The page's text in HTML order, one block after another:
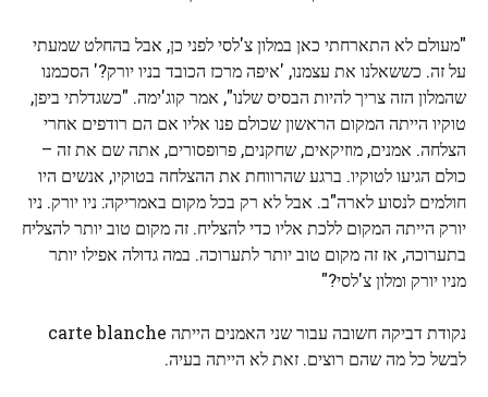
"מעולם לא התארחתי כאן במלון צ'לסי לפני כן, אבל בהחלט שמעתי
על זה. כששאלנו את עצמנו, 'איפה מרכז הכובד בניו יורק?' הסכמנו
שהמלון הזה צריך להיות הבסיס שלנו", אמר קוג'ימה. "כשגדלתי ביפן,
טוקיו הייתה המקום הראשון שכולם פנו אליו אם הם רודפים אחרי
הצלחה. אמנים, מוזיקאים, שחקנים, פרופסורים, אתה שם את זה –
כולם הגיעו לטוקיו. ברגע שהרווחת את ההצלחה בטוקיו, אנשים היו
חולמים לנסוע לארה"ב. אבל לא רק בכל מקום באמריקה: ניו יורק. ניו
יורק הייתה המקום ללכת אליו כדי להצליח. זה מקום טוב יותר להצליח
בתערוכה, אז זה מקום טוב יותר לתערוכה. במה גדולה אפילו יותר
מניו יורק ומלון צ'לסי?"
נקודת דביקה חשובה עבור שני האמנים הייתה carte blanche
לבשל כל מה שהם רוצים. זאת לא הייתה בעיה.